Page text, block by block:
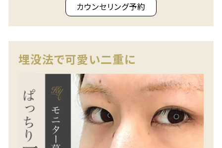
カウンセリング予約
埋没法で可愛い二重に